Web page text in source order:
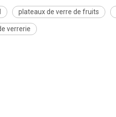
plateaux de verre de fruits
verrerie